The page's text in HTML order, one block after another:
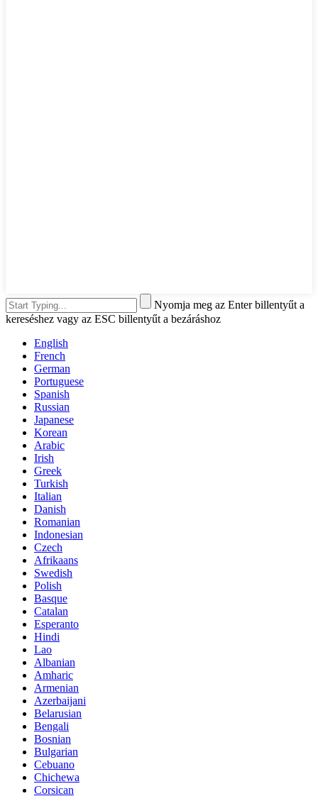
Nyomja meg az Enter billentyűt a
kereséshez vagy az ESC billentyűt a bezáráshoz
English
French
German
Portuguese
Spanish
Russian
Japanese
Korean
Arabic
Irish
Greek
Turkish
Italian
Danish
Romanian
Indonesian
Czech
Afrikaans
Swedish
Polish
Basque
Catalan
Esperanto
Hindi
Lao
Albanian
Amharic
Armenian
Azerbaijani
Belarusian
Bengali
Bosnian
Bulgarian
Cebuano
Chichewa
Corsican